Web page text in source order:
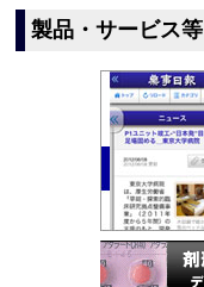
製品・サービス等